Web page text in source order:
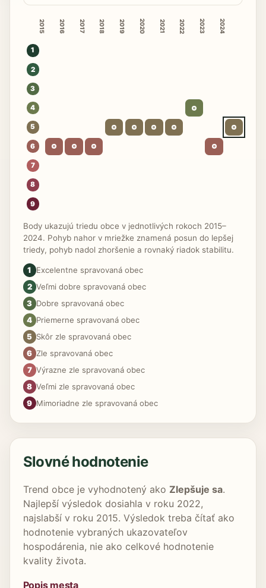
2015 2016 2017 2018 2019 2020 2021 2022 2023 2024
1
2
3
4
5
6
7
8
9
Body ukazujú triedu obce v jednotlivých rokoch 2015–
2024. Pohyb nahor v mriežke znamená posun do lepšej
triedy, pohyb nadol zhoršenie a rovnaký riadok stabilitu.
1 Excelentne spravovaná obec
2 Veľmi dobre spravovaná obec
3 Dobre spravovaná obec
4 Priemerne spravovaná obec
5 Skôr zle spravovaná obec
6 Zle spravovaná obec
7 Výrazne zle spravovaná obec
8 Veľmi zle spravovaná obec
9 Mimoriadne zle spravovaná obec
Slovné hodnotenie
Trend obce je vyhodnotený ako Zlepšuje sa.
Najlepší výsledok dosiahla v roku 2022,
najslabší v roku 2015. Výsledok treba čítať ako
hodnotenie vybraných ukazovateľov
hospodárenia, nie ako celkové hodnotenie
kvality života.
Popis mesta